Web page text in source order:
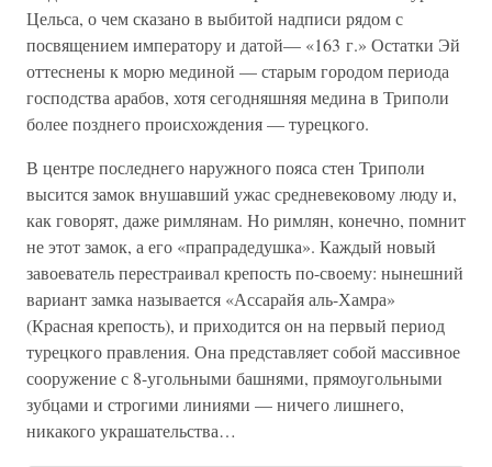
Цельса, о чем сказано в выбитой надписи рядом с
посвящением императору и датой— «163 г.» Остатки Эй
оттеснены к морю мединой — старым городом периода
господства арабов, хотя сегодняшняя медина в Триполи
более позднего происхождения — турецкого.
В центре последнего наружного пояса стен Триполи
высится замок внушавший ужас средневековому люду и,
как говорят, даже римлянам. Но римлян, конечно, помнит
не этот замок, а его «прапрадедушка». Каждый новый
завоеватель перестраивал крепость по-своему: нынешний
вариант замка называется «Ассарайя аль-Хамра»
(Красная крепость), и приходится он на первый период
турецкого правления. Она представляет собой массивное
сооружение с 8-угольными башнями, прямоугольными
зубцами и строгими линиями — ничего лишнего,
никакого украшательства…